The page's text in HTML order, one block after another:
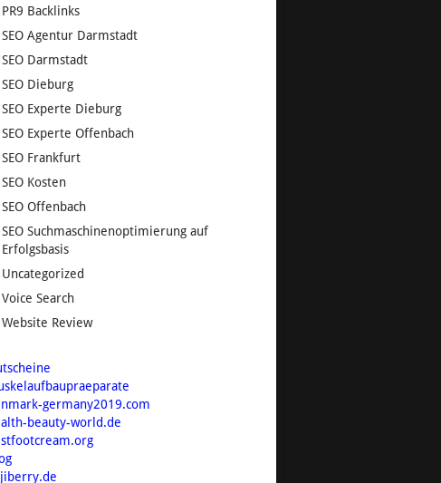
PR9 Backlinks
SEO Agentur Darmstadt
SEO Darmstadt
SEO Dieburg
SEO Experte Dieburg
SEO Experte Offenbach
SEO Frankfurt
SEO Kosten
SEO Offenbach
SEO Suchmaschinenoptimierung auf
Erfolgsbasis
Uncategorized
Voice Search
Website Review
germany2019.com
beauty-world.de